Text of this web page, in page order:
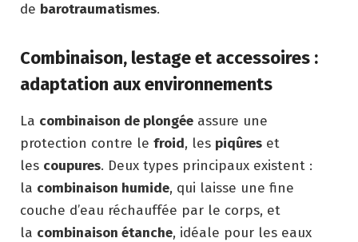
de barotraumatismes.
Combinaison, lestage et accessoires :
adaptation aux environnements
La combinaison de plongée assure une
protection contre le froid, les piqûres et
les coupures. Deux types principaux existent :
la combinaison humide, qui laisse une fine
couche d’eau réchauffée par le corps, et
la combinaison étanche, idéale pour les eaux